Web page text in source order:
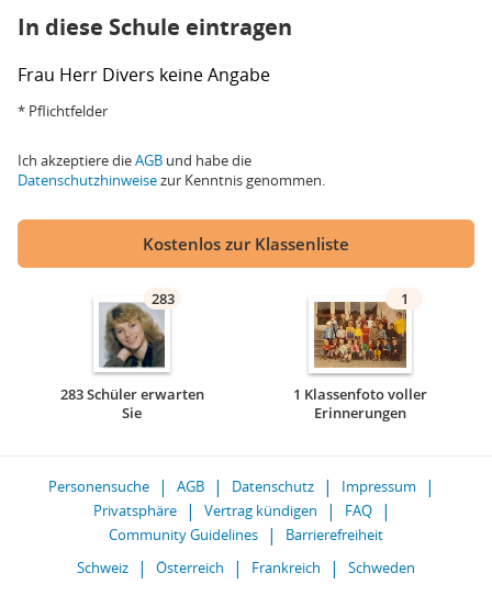
In diese Schule eintragen
Frau Herr Divers keine Angabe
* Pflichtfelder
Ich akzeptiere dieAGB und habe die
Datenschutzhinweisezur Kenntnis genommen.
Kostenlos zur Klassenliste
283
283 Schüler erwarten
Sie
1
1 Klassenfoto voller
Erinnerungen
Personensuche AGB Datenschutz
Impressum
Privatsphäre
Vertrag kündigen
FAQ
Community Guidelines
Barrierefreiheit
Schweiz
Österreich Frankreich Schweden